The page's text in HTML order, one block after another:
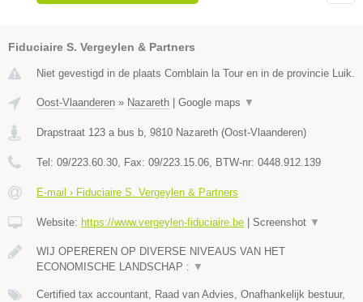
Fiduciaire S. Vergeylen & Partners
Niet gevestigd in de plaats Comblain la Tour en in de provincie Luik.
Oost-Vlaanderen » Nazareth Google maps ▼
Drapstraat 123 a bus b, 9810 Nazareth (Oost-Vlaanderen)
Tel: 09/223.60.30, Fax: 09/223.15.06, BTW-nr: 0448.912.139
E-mail › Fiduciaire S. Vergeylen & Partners
Website: https://www.vergeylen-fiduciaire.be Screenshot ▼
WIJ OPEREREN OP DIVERSE NIVEAUS VAN HET
ECONOMISCHE LANDSCHAP : ▼
Certified tax accountant, Raad van Advies, Onafhankelijk bestuur,